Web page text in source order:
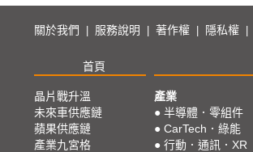
關於我們 服務說明 著作權 隱私權
首頁
晶片戰升溫
未來車供應鏈
蘋果供應鏈
產業九宮格
產業
● 半導體．零組件
● CarTech．綠能
● 行動．通訊．XR